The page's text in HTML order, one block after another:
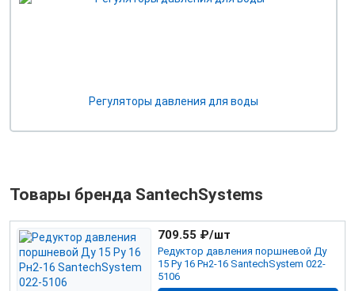
Регуляторы давления для воды
Товары бренда SantechSystems
Редуктор давления поршневой Ду
15 Ру 16 Рн2-16 SantechSystem 022-
5106
709.55 ₽/шт